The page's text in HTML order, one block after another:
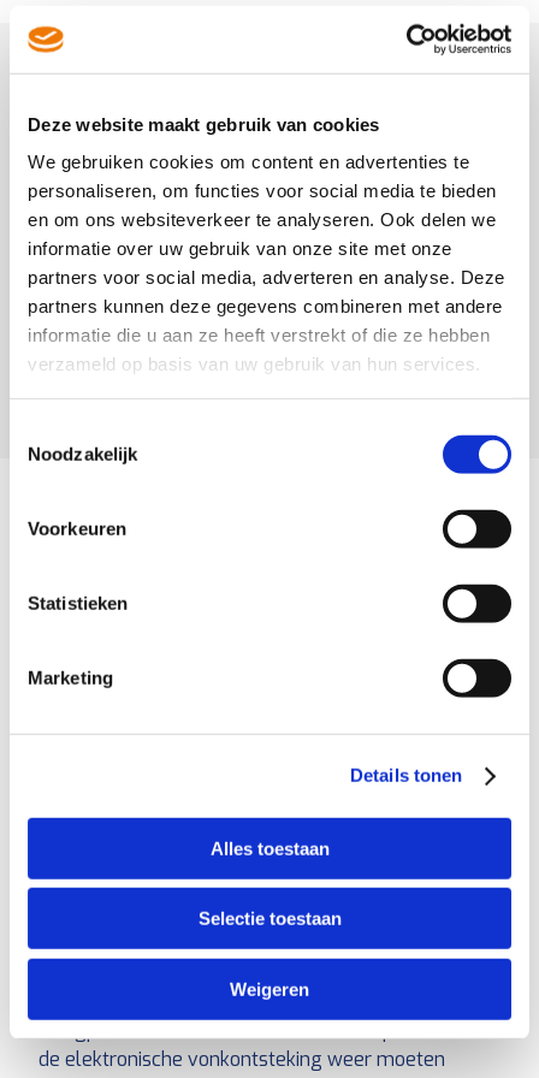
Deze website maakt gebruik van cookies
We gebruiken cookies om content en advertenties te
personaliseren, om functies voor social media te bieden
en om ons websiteverkeer te analyseren. Ook delen we
informatie over uw gebruik van onze site met onze
partners voor social media, adverteren en analyse. Deze
partners kunnen deze gegevens combineren met andere
informatie die u aan ze heeft verstrekt of die ze hebben
verzameld op basis van uw gebruik van hun services.
Noodzakelijk
Voorkeuren
Statistieken
Marketing
Details tonen
Alles toestaan
Selectie toestaan
Weigeren
Kookplaat laten repareren of
Voordat je een monteur gaat inschakelen is het
handig om eerst naar onze tips te kijken. Op deze
manier kun je gemakkelijk zien of je het zelf kunt
verhelpen of dat het verstandig is om het te laten
repareren door een vakman. Onze vakmannen
vinden het belangrijk dat jij tevreden bent. Daar
hebben wij onze service volledig op ingericht. Onze
specialisten zijn namelijk allemaal lid van Techniek
Nederland, hét kwaliteitskeurmerk van de branche.
Veel voorkomende kookplaat
Mijn kookplaat veroorzaakt kortsluiting
Inductie kookplaat kapot
De elektronische ontsteking
de touchscreenbediening werkt niet meer
: De ontsteking maakt geen verbinding.
Hoe kan ik ‘t oplossen?Door de stekker van de
te verwijderen, reset je de kookplaat. Na het
de elektronische vonkontsteking weer moeten